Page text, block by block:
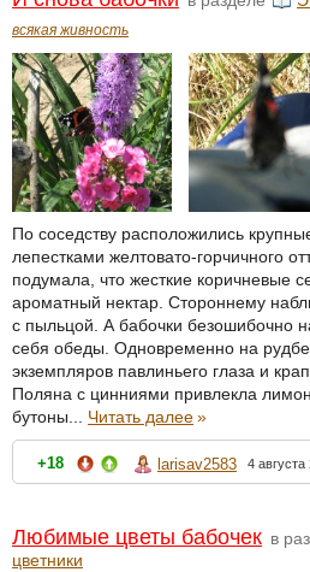
всякая живность
По соседству расположились
лепестками желтовато-горчичного
подумала, что жесткие коричневые
ароматный нектар. Стороннему
с пыльцой. А бабочки безошибочно
себя обеды. Одновременно на
экземпляров павлиньего глаза и
Поляна с цинниями привлекла
бутоны... Читать далее»
+18 larisav2583 4 августа
Любимые цветы бабочек в
цветники